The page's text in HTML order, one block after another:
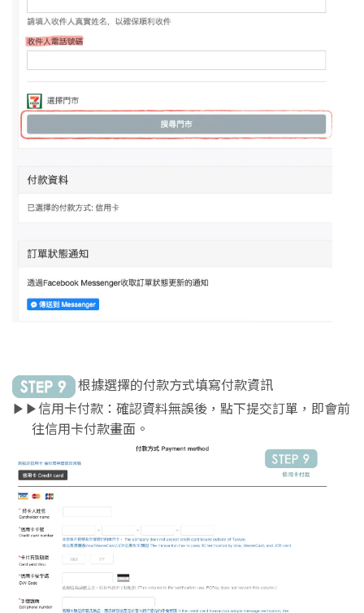
根據選擇的付款方式填寫付款資訊
▶︎▶︎ 信用卡付款：確認資料無誤後，點下提交訂單，即會前
往信用卡付款畫面。